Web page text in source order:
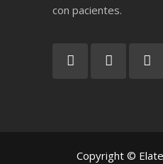
con pacientes.
Copyright ©